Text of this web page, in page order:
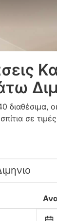
διαθέσιμα,
σε